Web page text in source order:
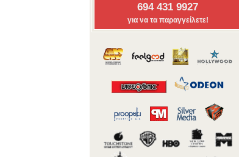
694 431 9927
για να τα παραγγείλετε!